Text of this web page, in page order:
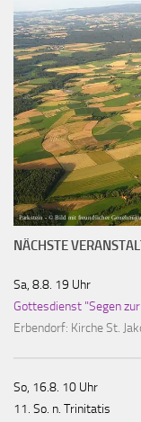
Parkstein - © Bild mit freundlicher
NÄCHSTE
Sa, 8.8. 19 Uhr
Gottesdienst "Segen
Erbendorf: Kirche St.
So, 16.8. 10 Uhr
11. So. n. Trinitatis